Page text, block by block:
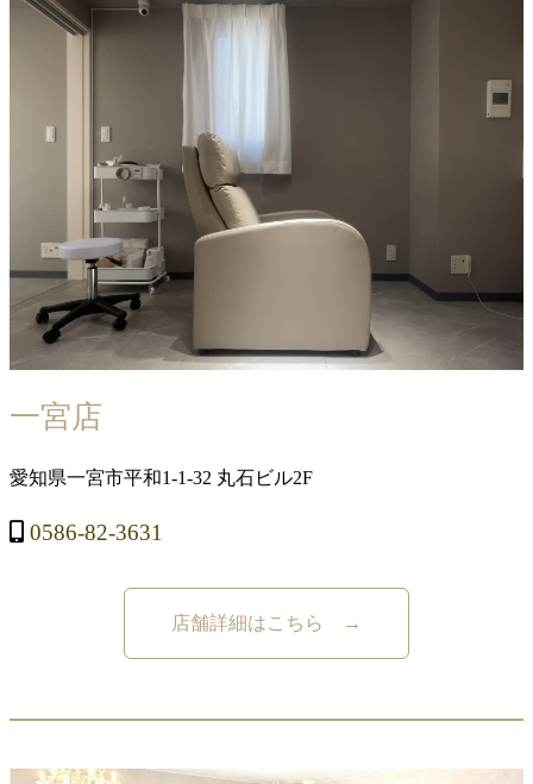
一宮店
愛知県一宮市平和1-1-32 丸石ビル2F
0586-82-3631
店舗詳細はこちら →